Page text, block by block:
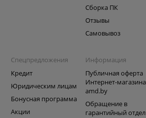
Сборка ПК
Отзывы
Самовывоз
Спецпредложения
Кредит
Юридическим лицам
Бонусная программа
Акции
Информация
Публичная оферта
Интернет-магазина
amd.by
Обращение в
гарантийный отдел